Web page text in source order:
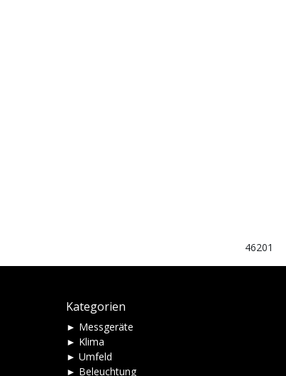
46201
Kategorien
► Messgeräte
► Klima
► Umfeld
► Beleuchtung